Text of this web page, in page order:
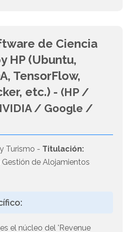
de Ciencia
HP (Ubuntu,
TensorFlow,
etc.) - (HP /
/ Google /
Turismo - Titulación:
Gestión de Alojamientos
el núcleo del 'Revenue